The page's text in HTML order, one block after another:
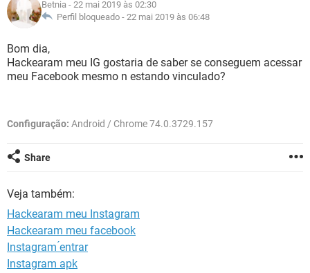
INSTAGRAM
OUTLOOK EXCEL
INSTAGRAM
GUIA DE COMPRAS
JOGOS
OUTLOOK
INSTAGRAM GMAIL
GLOSSÁRIO
JOGOS
CELULAR FACEBOOK
Betnia - 22 mai 2019 às 02:30
Perfil bloqueado - 22 mai 2019 às 06:48
Bom dia,
Hackearam meu IG gostaria de saber se conseguem acessar
meu Facebook mesmo n estando vinculado?
Configuração: Android / Chrome 74.0.3729.157
Share
Veja também:
Hackearam meu Instagram
Hackearam meu facebook
Instagram ́entrar
Instagram apk